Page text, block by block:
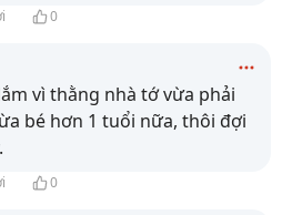
0
vì thằng nhà tớ vừa phải
bé hơn 1 tuổi nữa, thôi đợi
0